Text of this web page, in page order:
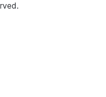
.